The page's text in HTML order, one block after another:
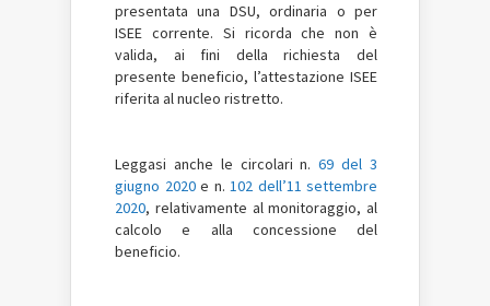
presentata una DSU, ordinaria o per
ISEE corrente. Si ricorda che non è
valida, ai fini della richiesta del
presente beneficio, l’attestazione ISEE
riferita al nucleo ristretto.
Leggasi anche le circolari n.69 del 3
giugno 2020e n. 102 dell’11 settembre
2020, relativamente al monitoraggio, al
calcolo e alla concessione del
beneficio.